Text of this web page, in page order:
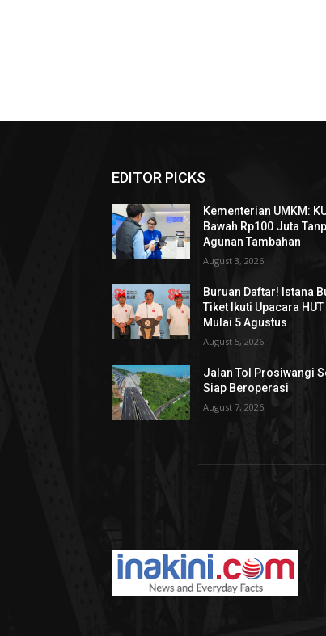
EDITOR PICKS
Kementerian UMKM:
Bawah Rp100 Juta
Agunan Tambahan
August 3, 2026
Buruan Daftar! Istana
Tiket Ikuti Upacara HUT
Mulai 5 Agustus
August 5, 2026
Jalan Tol Prosiwangi
Siap Beroperasi
August 7, 2026